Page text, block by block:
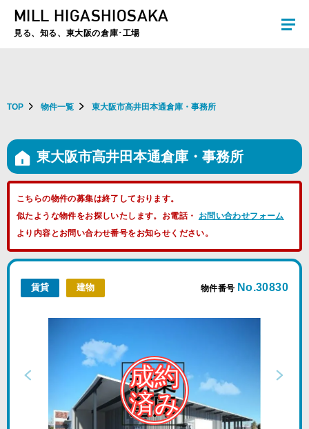
夏季休暇のお知らせ：2026年8月8日(土)～8月16日(日)まで休業とさせていた
MILL HIGASHIOSAKA
見る、知る、東大阪の倉庫･工場
TOP 物件一覧 東大阪市高井田本通倉庫・事務所
東大阪市高井田本通倉庫・事務所
こちらの物件の募集は終了しております。
似たような物件をお探しいたします。お電話・ お問い合わせフォーム
より内容とお問い合わせ番号をお知らせください。
賃貸 建物 物件番号 No.30830